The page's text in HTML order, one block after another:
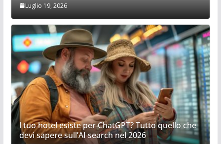
Luglio 19, 2026
l tuo hotel esiste per ChatGPT? Tutto quello che
devi sapere sull’AI search nel 2026